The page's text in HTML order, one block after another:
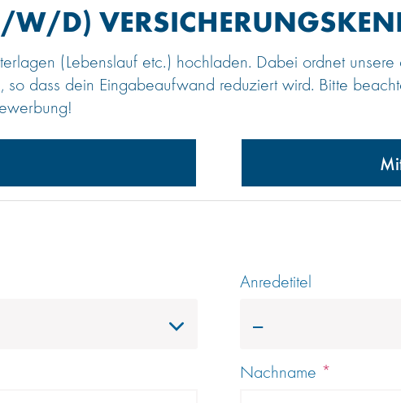
W/D)
(Lebenslauf etc.) hochladen. Dabei ordnet unsere
so dass dein Eingabeaufwand reduziert wird. Bitte
Anredetitel
---
Nachname *